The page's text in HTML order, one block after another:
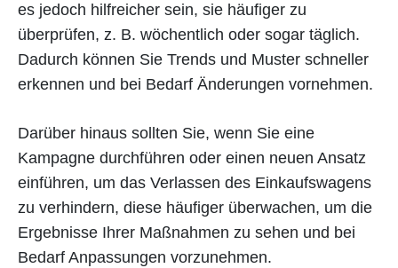
es jedoch hilfreicher sein, sie häufiger zu
überprüfen, z. B. wöchentlich oder sogar täglich.
Dadurch können Sie Trends und Muster schneller
erkennen und bei Bedarf Änderungen vornehmen.
Darüber hinaus sollten Sie, wenn Sie eine
Kampagne durchführen oder einen neuen Ansatz
einführen, um das Verlassen des Einkaufswagens
zu verhindern, diese häufiger überwachen, um die
Ergebnisse Ihrer Maßnahmen zu sehen und bei
Bedarf Anpassungen vorzunehmen.